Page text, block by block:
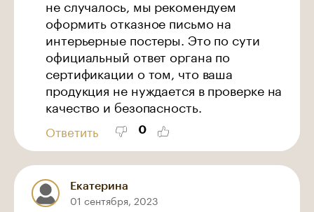
не случалось, мы рекомендуем
оформить отказное письмо на
интерьерные постеры. Это по сути
официальный ответ органа по
сертификации о том, что ваша
продукция не нуждается в проверке на
качество и безопасность.
Ответить 0
Екатерина
01 сентября, 2023